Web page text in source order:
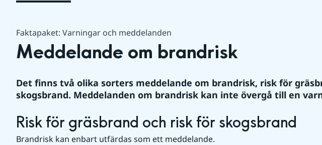
Faktapaket: Varningar och meddelanden
Meddelande om brandrisk
Det finns två olika sorters meddelande om brandrisk, risk för
skogsbrand. Meddelanden om brandrisk kan inte övergå till en
Risk för gräsbrand och risk för skogsbrand
Brandrisk kan enbart utfärdas som ett meddelande.